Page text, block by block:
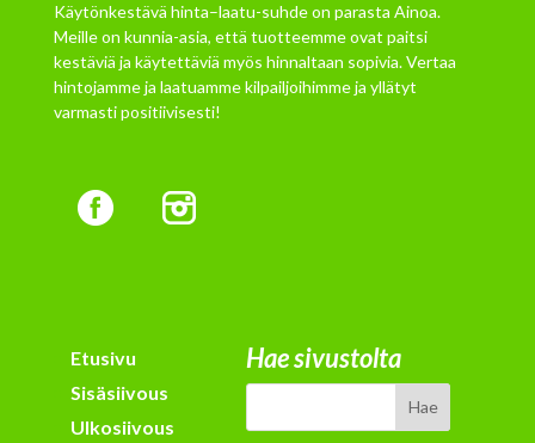
Käytönkestävä hinta–laatu-suhde on parasta Ainoa.
Meille on kunnia-asia, että tuotteemme ovat paitsi
kestäviä ja käytettäviä myös hinnaltaan sopivia. Vertaa
hintojamme ja laatuamme kilpailjoihimme ja yllätyt
varmasti positiivisesti!
Etusivu
Sisäsiivous
Ulkosiivous
Hae sivustolta